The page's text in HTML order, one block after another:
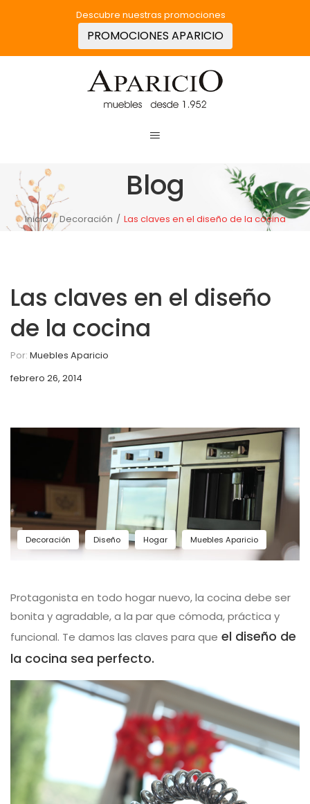
Descubre nuestras promociones
PROMOCIONES APARICIO
Blog
Inicio / Decoración / Las claves en el diseño de la cocina
Las claves en el diseño
de la cocina
Por: Muebles Aparicio
febrero 26, 2014
Decoración Diseño Hogar Muebles Aparicio
Protagonista en todo hogar nuevo, la cocina debe ser
bonita y agradable, a la par que cómoda, práctica y
funcional. Te damos las claves para que el diseño de
la cocina sea perfecto.